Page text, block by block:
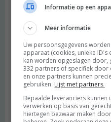
januari 2013 – Merel deelt over
het Algemeen Dagblad.
Informatie op een
Meer informatie
Uw persoonsgegevens
apparaat (cookies, unieke
kan worden opgeslagen
332 partners of specifiek door
en onze partners kunnen
gebruiken. Lijst met partners.
Bepaalde leveranciers kunnen
verwerken op basis van
hiertegen bezwaar maken